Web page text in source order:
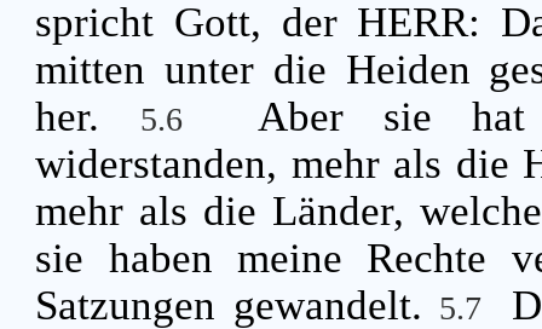
spricht Gott, der HERR:
mitten unter die Heiden
her.
5.6
Aber sie hat
widerstanden, mehr als die
mehr als die Länder,
sie haben meine Rechte
Satzungen gewandelt. 5.7